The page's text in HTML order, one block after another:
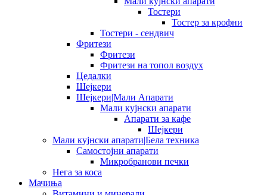
Тостери
Тостер за крофни
Тостери - сендвич
Фритези
Фритези
Фритези на топол воздух
Цедалки
Шејкери
Шејкери|Мали Апарати
Мали кујнски апарати
Апарати за кафе
Шејкери
Мали кујнски апарати|Бела техника
Самостојни апарати
Микробранови печки
Нега за коса
Мачиња